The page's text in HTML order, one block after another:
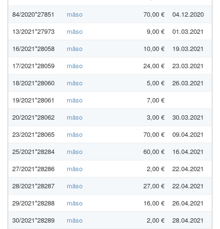
84/2020*27851
mäso 70,00 €
04.12.2020
13/2021*27973
mäso 9,00 €
01.03.2021
16/2021*28058
mäso 10,00 €
19.03.2021
17/2021*28059
mäso 24,00 €
23.03.2021
18/2021*28060
mäso 5,00 €
26.03.2021
19/2021*28061
mäso
7,00 €
20/2021*28062
mäso 3,00 €
30.03.2021
23/2021*28065
mäso 70,00 €
09.04.2021
25/2021*28284
mäso 60,00 €
16.04.2021
27/2021*28286
mäso 2,00 €
22.04.2021
28/2021*28287
mäso 27,00 €
22.04.2021
29/2021*28288
mäso 16,00 €
26.04.2021
30/2021*28289
mäso 2,00 €
28.04.2021